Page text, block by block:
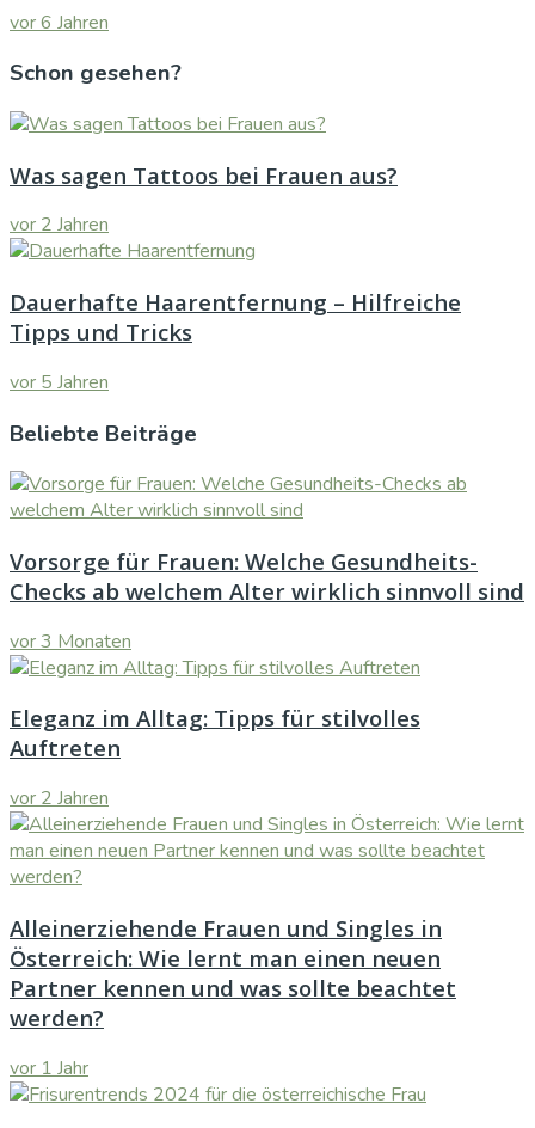
vor 6 Jahren
Schon gesehen?
Was sagen Tattoos bei Frauen aus?
vor 2 Jahren
Dauerhafte Haarentfernung – Hilfreiche
Tipps und Tricks
vor 5 Jahren
Beliebte Beiträge
Vorsorge für Frauen: Welche Gesundheits-
Checks ab welchem Alter wirklich sinnvoll sind
vor 3 Monaten
Eleganz im Alltag: Tipps für stilvolles
Auftreten
vor 2 Jahren
Alleinerziehende Frauen und Singles in
Österreich: Wie lernt man einen neuen
Partner kennen und was sollte beachtet
werden?
vor 1 Jahr